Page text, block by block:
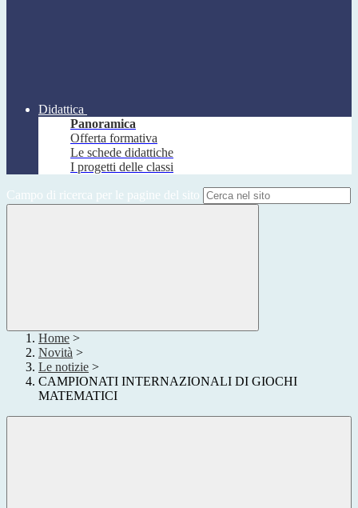
Didattica
Panoramica
Offerta formativa
Le schede didattiche
I progetti delle classi
Campo di ricerca per le pagine del sito
Home >
Novità >
Le notizie >
CAMPIONATI INTERNAZIONALI DI GIOCHI
MATEMATICI